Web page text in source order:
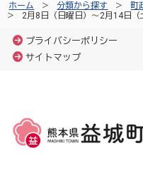
ホーム 分類から探す 町
2月8日（日曜日）～2月14日（
プライバシーポリシー
サイトマップ